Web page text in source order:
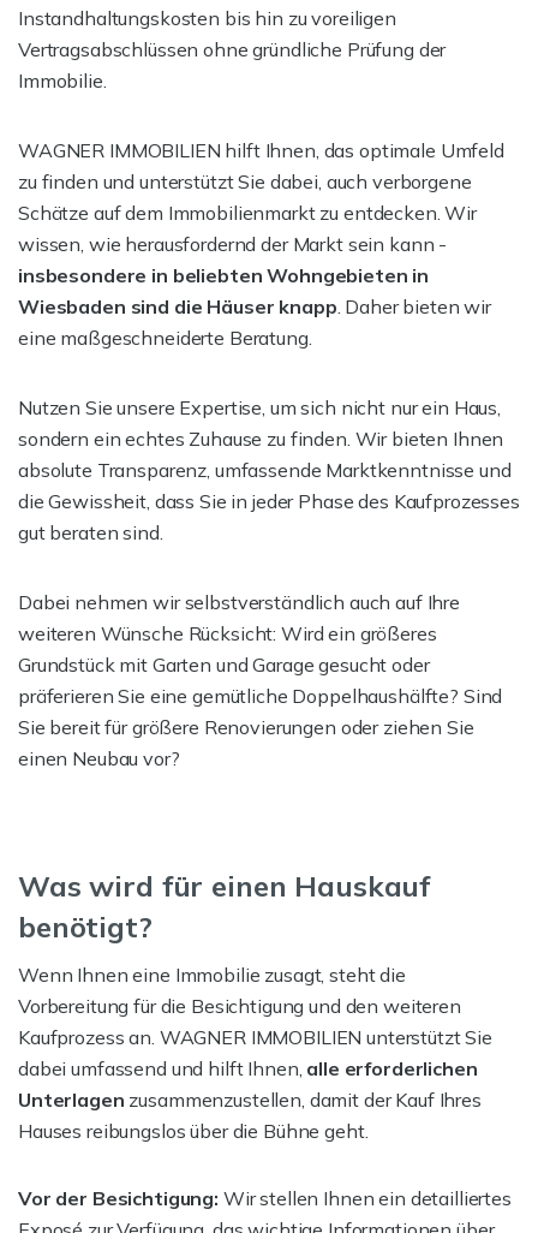
Instandhaltungskosten bis hin zu voreiligen
Vertragsabschlüssen ohne gründliche Prüfung der
Immobilie.
WAGNER IMMOBILIEN hilft Ihnen, das optimale Umfeld
zu finden und unterstützt Sie dabei, auch verborgene
Schätze auf dem Immobilienmarkt zu entdecken. Wir
wissen, wie herausfordernd der Markt sein kann -
insbesondere in beliebten Wohngebieten in
Wiesbaden sind die Häuser knapp. Daher bieten wir
eine maßgeschneiderte Beratung.
Nutzen Sie unsere Expertise, um sich nicht nur ein Haus,
sondern ein echtes Zuhause zu finden. Wir bieten Ihnen
absolute Transparenz, umfassende Marktkenntnisse und
die Gewissheit, dass Sie in jeder Phase des Kaufprozesses
gut beraten sind.
Dabei nehmen wir selbstverständlich auch auf Ihre
weiteren Wünsche Rücksicht: Wird ein größeres
Grundstück mit Garten und Garage gesucht oder
präferieren Sie eine gemütliche Doppelhaushälfte? Sind
Sie bereit für größere Renovierungen oder ziehen Sie
einen Neubau vor?
Was wird für einen Hauskauf
benötigt?
Wenn Ihnen eine Immobilie zusagt, steht die
Vorbereitung für die Besichtigung und den weiteren
Kaufprozess an. WAGNER IMMOBILIEN unterstützt Sie
dabei umfassend und hilft Ihnen, alle erforderlichen
Unterlagen zusammenzustellen, damit der Kauf Ihres
Hauses reibungslos über die Bühne geht.
Vor der Besichtigung: Wir stellen Ihnen ein detailliertes